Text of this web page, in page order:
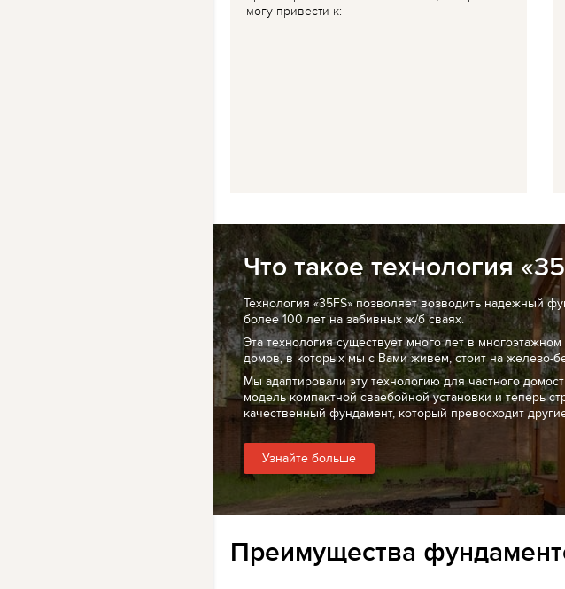
могу привести к:
Что такое технология
Технология «35FS» позволяет возводить надежный
более 100 лет на забивных ж/б сваях.
Эта технология существует много лет в
домов, в которых мы с Вами живем, стоит на железо-
Мы адаптировали эту технологию для частного
модель компактной сваебойной установки и теперь
качественный фундамент, который превосходит
Узнайте больше
Преимущества